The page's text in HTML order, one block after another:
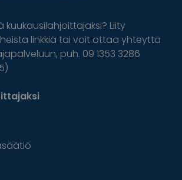
kuukausilahjoittajaksi? Liity
linkkiä tai voit ottaa yhteyttä
puh. 09 1353 3286